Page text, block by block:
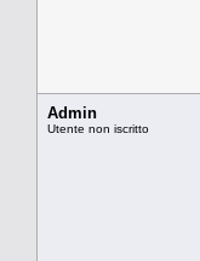
Admin
Utente non iscritto